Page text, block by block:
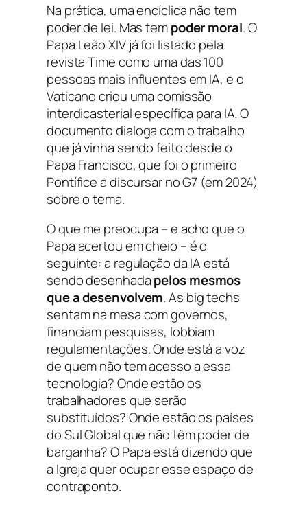
Na prática, uma encíclica não tem
poder de lei. Mas tempoder moral. O
Papa Leão XIV já foi listado pela
revista Time como uma das 100
pessoas mais influentes em IA, e o
Vaticano criou uma comissão
interdicasterial específica para IA. O
documento dialoga com o trabalho
que já vinha sendo feito desde o
Papa Francisco, que foi o primeiro
Pontífice a discursar no G7 (em 2024)
sobre o tema.
O que me preocupa – e acho que o
Papa acertou em cheio – é o
seguinte: a regulação da IA está
sendo desenhadapelos mesmos
que a desenvolvem. As big techs
sentam na mesa com governos,
financiam pesquisas, lobbiam
regulamentações. Onde está a voz
de quem não tem acesso a essa
tecnologia? Onde estão os
trabalhadores que serão
substituídos? Onde estão os países
do Sul Global que não têm poder de
barganha? O Papa está dizendo que
a Igreja quer ocupar esse espaço de
contraponto.